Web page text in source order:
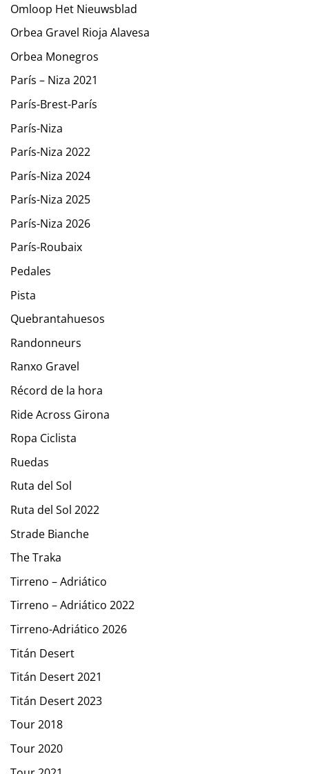
Omloop Het Nieuwsblad
Orbea Gravel Rioja Alavesa
Orbea Monegros
París – Niza 2021
París-Brest-París
París-Niza
París-Niza 2022
París-Niza 2024
París-Niza 2025
París-Niza 2026
París-Roubaix
Pedales
Pista
Quebrantahuesos
Randonneurs
Ranxo Gravel
Récord de la hora
Ride Across Girona
Ropa Ciclista
Ruedas
Ruta del Sol
Ruta del Sol 2022
Strade Bianche
The Traka
Tirreno – Adriático
Tirreno – Adriático 2022
Tirreno-Adriático 2026
Titán Desert
Titán Desert 2021
Titán Desert 2023
Tour 2018
Tour 2020